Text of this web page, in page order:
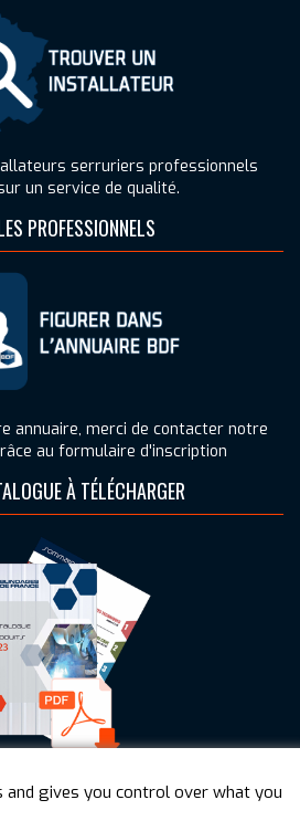
serruriers professionnels
un service de qualité.
PROFESSIONNELS
annuaire, merci de contacter notre
au formulaire d'inscription
À TÉLÉCHARGER
and gives you control over what you